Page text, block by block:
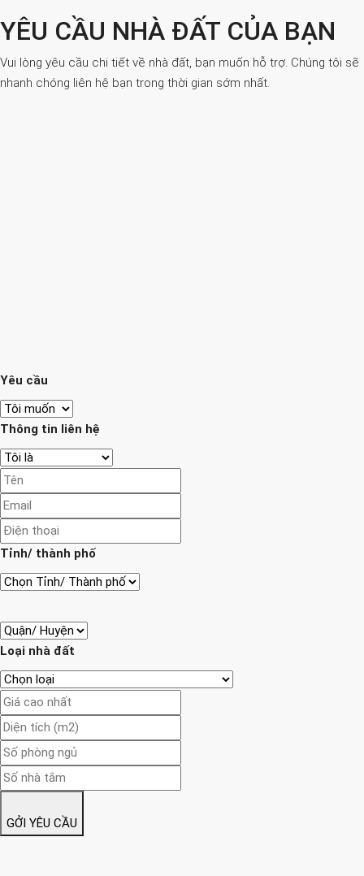
YÊU CẦU NHÀ ĐẤT CỦA BẠN
Vui lòng yêu cầu chi tiết về nhà đất, bạn muốn hỗ trợ. Chúng tôi sẽ
nhanh chóng liên hệ bạn trong thời gian sớm nhất.
Yêu cầu
Thông tin liên hệ
Tỉnh/ thành phố
Loại nhà đất
GỞI YÊU CẦU